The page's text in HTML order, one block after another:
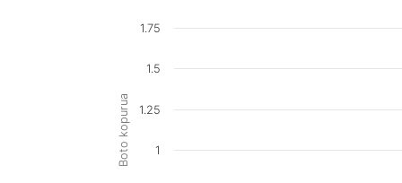
Boto kopurua 1
1.25
1.5
1.75